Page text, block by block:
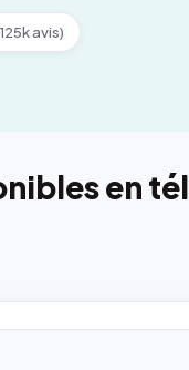
avis)
en